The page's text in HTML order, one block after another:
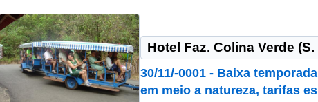
Hotel Faz. Colina Verde
30/11/-0001 - Baixa
em meio a natureza, tarifas